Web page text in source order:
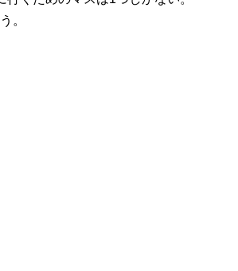
。